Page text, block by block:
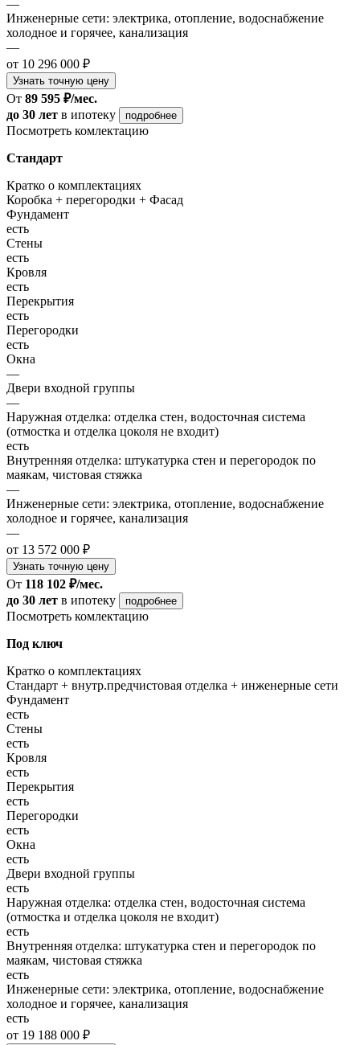
—
Инженерные сети: электрика, отопление, водоснабжение
холодное и горячее, канализация
—
от 10 296 000 ₽
Узнать точную цену
От 89 595 ₽/мес.
до 30 лет в ипотеку подробнее
Посмотреть комлектацию
Стандарт
Кратко о комплектациях
Коробка + перегородки + Фасад
Фундамент
есть
Стены
есть
Кровля
есть
Перекрытия
есть
Перегородки
есть
Окна
—
Двери входной группы
—
Наружная отделка: отделка стен, водосточная система
(отмостка и отделка цоколя не входит)
есть
Внутренняя отделка: штукатурка стен и перегородок по
маякам, чистовая стяжка
—
Инженерные сети: электрика, отопление, водоснабжение
холодное и горячее, канализация
—
от 13 572 000 ₽
Узнать точную цену
От 118 102 ₽/мес.
до 30 лет в ипотеку подробнее
Посмотреть комлектацию
Под ключ
Кратко о комплектациях
Стандарт + внутр.предчистовая отделка + инженерные сети
Фундамент
есть
Стены
есть
Кровля
есть
Перекрытия
есть
Перегородки
есть
Окна
есть
Двери входной группы
есть
Наружная отделка: отделка стен, водосточная система
(отмостка и отделка цоколя не входит)
есть
Внутренняя отделка: штукатурка стен и перегородок по
маякам, чистовая стяжка
есть
Инженерные сети: электрика, отопление, водоснабжение
холодное и горячее, канализация
есть
от 19 188 000 ₽